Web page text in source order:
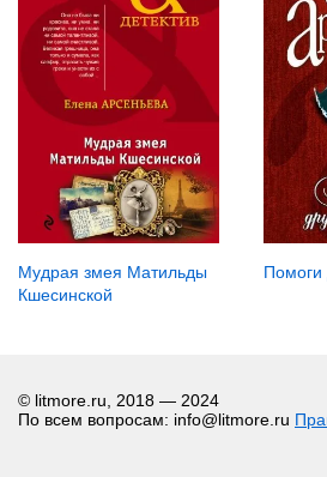
Мудрая змея Матильды
Кшесинской
Помоги
© litmore.ru, 2018 — 2024
По всем вопросам: info@litmore.ru